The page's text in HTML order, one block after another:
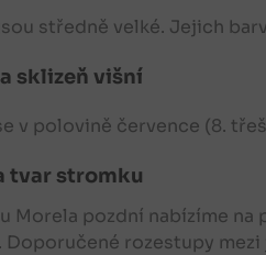
středně velké. Jejich
sklizeň višní
v polovině července (8.
tvar stromku
Morela pozdní nabízíme na
Doporučené rozestupy